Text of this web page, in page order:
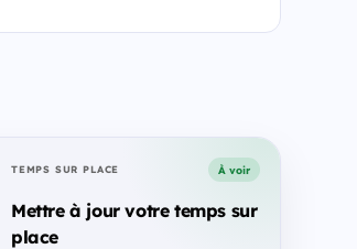
TEMPS SUR PLACE À voir
Mettre à jour votre temps sur
place